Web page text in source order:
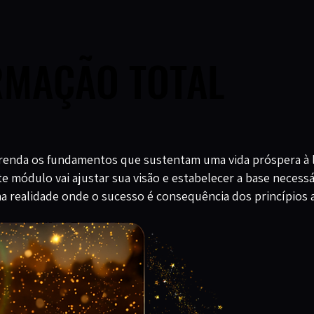
os fundamentos que sustentam uma vida próspera à
módulo vai ajustar sua visão e estabelecer a base
realidade onde o sucesso é consequência dos princípios